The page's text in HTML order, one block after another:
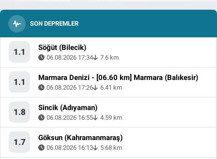
SON DEPREMLER
1.1 Söğüt (Bilecik)
06.08.2026 17:34 7.6 km
1.1 Marmara Denizi - [06.60 km] Marmara (Balıkesir)
06.08.2026 17:26 6.41 km
1.8 Sincik (Adıyaman)
06.08.2026 16:55 4.59 km
1.7 Göksun (Kahramanmaraş)
06.08.2026 16:13 5.68 km